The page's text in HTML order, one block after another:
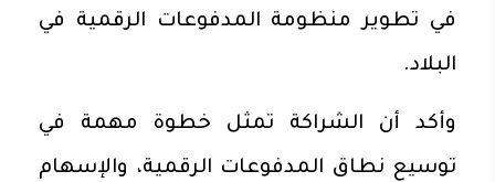
في تطوير منظومة المدفوعات الرقمية في
البلاد.
وأكد أن الشراكة تمثل خطوة مهمة في
توسيع نطاق المدفوعات الرقمية، والإسهام